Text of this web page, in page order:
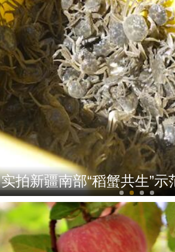
实拍新疆南部“稻蟹共生”